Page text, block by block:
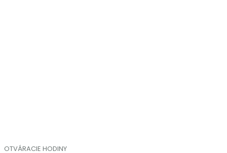
OTVÁRACIE HODINY